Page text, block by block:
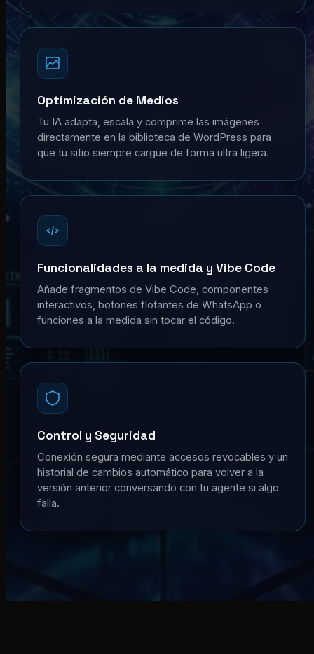
Optimización de Medios
Tu IA adapta, escala y comprime las imágenes
directamente en la biblioteca de WordPress para
que tu sitio siempre cargue de forma ultra ligera.
Funcionalidades a la medida y Vibe Code
Añade fragmentos de Vibe Code, componentes
interactivos, botones flotantes de WhatsApp o
funciones a la medida sin tocar el código.
Control y Seguridad
Conexión segura mediante accesos revocables y un
historial de cambios automático para volver a la
versión anterior conversando con tu agente si algo
falla.